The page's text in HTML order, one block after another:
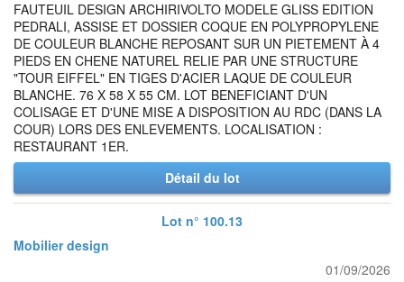
FAUTEUIL DESIGN ARCHIRIVOLTO MODELE GLISS EDITION
PEDRALI, ASSISE ET DOSSIER COQUE EN POLYPROPYLENE
DE COULEUR BLANCHE REPOSANT SUR UN PIETEMENT À 4
PIEDS EN CHENE NATUREL RELIE PAR UNE STRUCTURE
"TOUR EIFFEL" EN TIGES D'ACIER LAQUE DE COULEUR
BLANCHE. 76 X 58 X 55 CM. LOT BENEFICIANT D'UN
COLISAGE ET D'UNE MISE A DISPOSITION AU RDC (DANS LA
COUR) LORS DES ENLEVEMENTS. LOCALISATION :
RESTAURANT 1ER.
Détail du lot
Lot n° 100.13
Mobilier design
01/09/2026